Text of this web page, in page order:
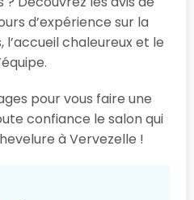
d’expérience sur la
chaleureux et le
pour vous faire une
confiance le salon qui
à Vervezelle !